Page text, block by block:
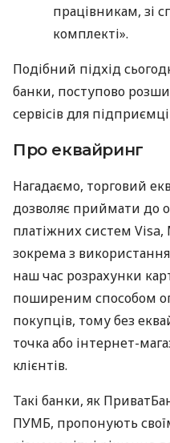
працівникам, зі
комплекті».
Подібний підхід
банки, поступово
сервісів для
Про еквайринг
Нагадаємо, торговий
дозволяє приймати до
платіжних систем Visa,
зокрема з
наш час розрахунки
поширеним способом
покупців, тому без
точка або інтернет-
клієнтів.
Такі банки, як
ПУМБ, пропонують